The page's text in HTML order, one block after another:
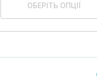
ОБЕРІТЬ ОПЦІЇ